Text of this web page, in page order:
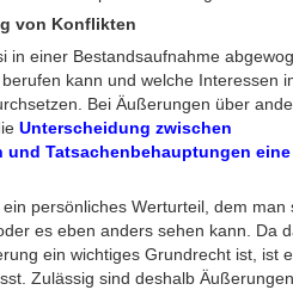
von Konflikten
in einer Bestandsaufnahme
kann und welche Interessen
Bei Äußerungen über
Unterscheidung zwischen
und Tatsachenbehauptungen
persönliches Werturteil, dem man
es eben anders sehen kann. Da
ein wichtiges Grundrecht ist, ist
Zulässig sind deshalb